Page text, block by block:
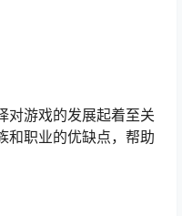
对游戏的发展起着至关
和职业的优缺点，帮助